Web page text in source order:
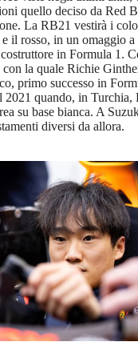
quello deciso da Red
La RB21 vestirà i
il rosso, in un omaggio a
in Formula 1.
la quale Richie
primo successo in
2021 quando, in
su base bianca. A
diversi da allora.